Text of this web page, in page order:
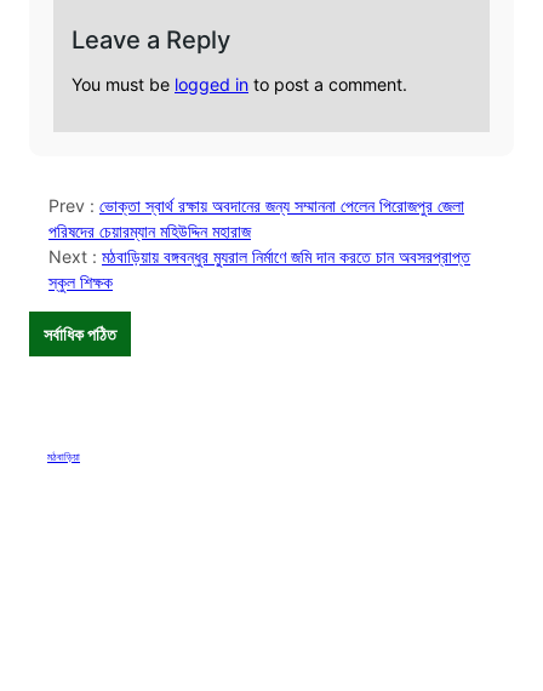
Leave a Reply
You must be logged in to post a comment.
Prev : ভোক্তা স্বার্থ রক্ষায় অবদানের জন্য সম্মাননা পেলেন পিরোজপুর জেলা
পরিষদের চেয়ারম্যান মহিউদ্দিন মহারাজ
Next : মঠবাড়িয়ায় বঙ্গবন্ধুর ম্যুরাল নির্মাণে জমি দান করতে চান অবসরপ্রাপ্ত
স্কুল শিক্ষক
সর্বাধিক পঠিত
মঠবাড়িয়া